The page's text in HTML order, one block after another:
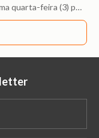
quarta-feira (3) p…